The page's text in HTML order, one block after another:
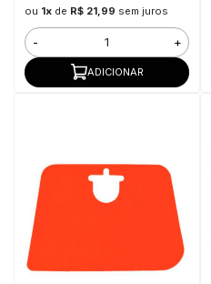
ou 1xde R$ 21,99 sem juros
- +
ADICIONAR